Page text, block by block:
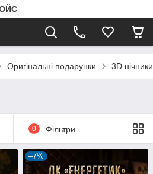
Оригінальні подарунки 3D нічники
0 Фільтри
–7%